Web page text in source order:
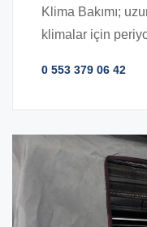
Klima Bakımı;
klimalar için
0 553 379 06 42